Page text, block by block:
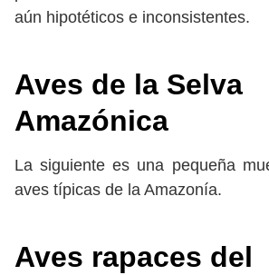
aún hipotéticos e inconsistentes.
Aves de la Selva
Amazónica
La siguiente es una pequeña
aves típicas de la Amazonía.
Aves rapaces del